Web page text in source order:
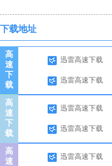
下载地址
高
速
下
载
迅雷高速下载
迅雷高速下载
高
速
下
载
迅雷高速下载
迅雷高速下载
高
速
迅雷高速下载